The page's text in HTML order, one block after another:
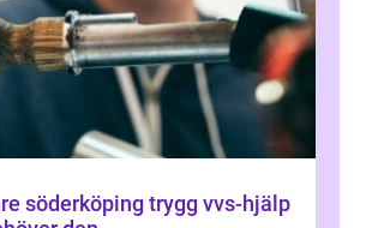
trygg vvs-hjälp